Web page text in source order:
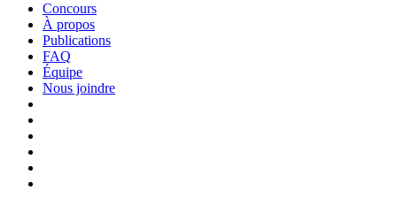
Concours
À propos
Publications
FAQ
Équipe
Nous joindre